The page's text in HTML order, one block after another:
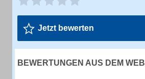
Jetzt bewerten
BEWERTUNGEN AUS DEM WEB